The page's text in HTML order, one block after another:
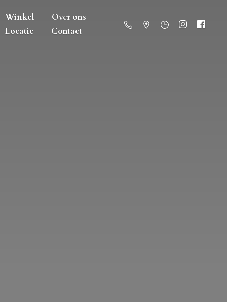
Winkel
Over ons
Locatie
Contact